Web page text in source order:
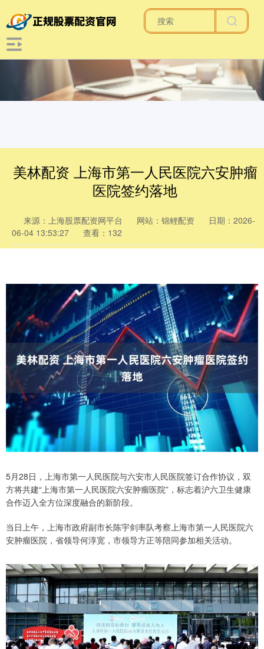
美林配资 上海市第一人民医院六安肿瘤
医院签约落地
来源：上海股票配资网平台 网站：锦鲤配资
日期：2026-
06-04 13:53:27
查看：132
5月28日，上海市第一人民医院与六安市人民医院签订合作协议，双
方将共建“上海市第一人民医院六安肿瘤医院”，标志着沪六卫生健康
合作迈入全方位深度融合的新阶段。
当日上午，上海市政府副市长陈宇剑率队考察上海市第一人民医院六
安肿瘤医院，省领导何淳宽，市领导方正等陪同参加相关活动。